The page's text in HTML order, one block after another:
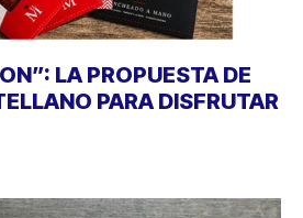
LA PROPUESTA DE
PARA DISFRUTAR